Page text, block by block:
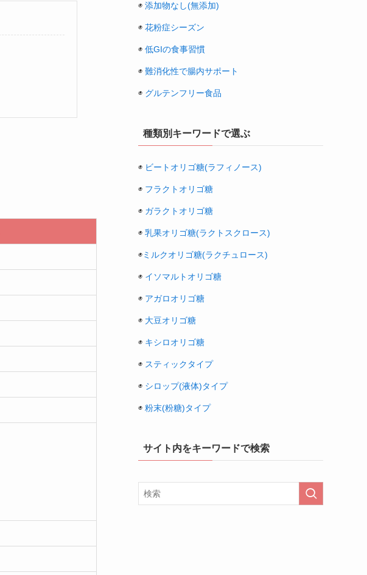
◉ 添加物なし(無添加)
◉ 花粉症シーズン
◉ 低GIの食事習慣
◉ 難消化性で腸内サポート
◉ グルテンフリー食品
種類別キーワードで選ぶ
◉ ビートオリゴ糖(ラフィノース)
◉ フラクトオリゴ糖
◉ ガラクトオリゴ糖
◉ 乳果オリゴ糖(ラクトスクロース)
◉ミルクオリゴ糖(ラクチュロース)
◉ イソマルトオリゴ糖
◉ アガロオリゴ糖
◉ 大豆オリゴ糖
◉ キシロオリゴ糖
◉ スティックタイプ
◉ シロップ(液体)タイプ
◉ 粉末(粉糖)タイプ
サイト内をキーワードで検索